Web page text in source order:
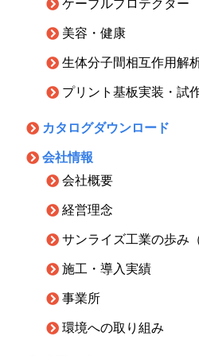
ケーブルプロテクター
美容・健康
生体分子間相互作用解
プリント基板実装・試
カタログダウンロード
会社情報
会社概要
経営理念
サンライズ工業の歩み
施工・導入実績
事業所
環境への取り組み